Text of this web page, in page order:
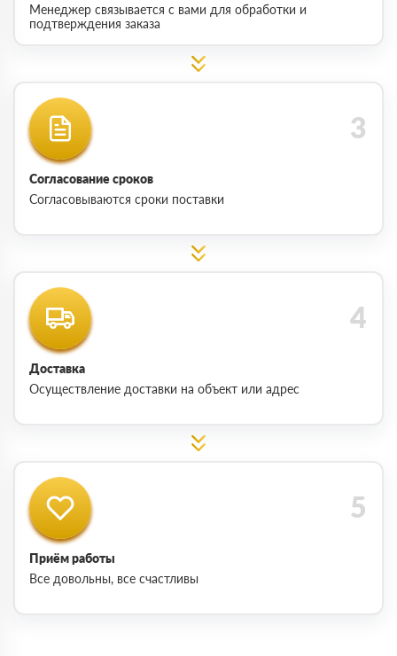
Менеджер связывается с вами для обработки и
подтверждения заказа
Согласование сроков
Согласовываются сроки поставки
Доставка
Осуществление доставки на объект или адрес
Приём работы
Все довольны, все счастливы